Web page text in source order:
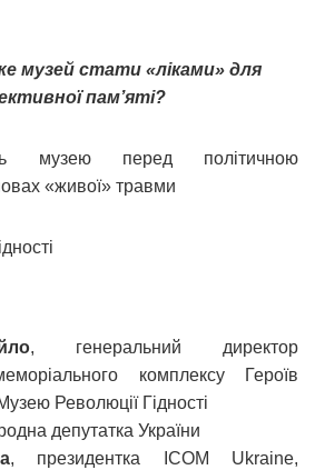
музей стати «ліками» для
пам’яті?
музею перед політичною
«живої» травми
, генеральний директор
комплексу Героїв
Революції Гідності
депутатка України
, президентка ІСОМ Ukraine,